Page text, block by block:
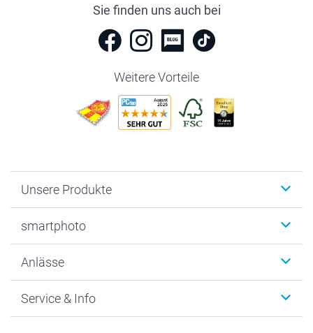
Sie finden uns auch bei
Weitere Vorteile
Unsere Produkte
Fotogeschenke
MyNameBook
Fotoabzüge, Fotos als Buch & Poster
smartphoto
Warum smartphoto
Datenschutz
Anlässe
Neujahr
Service & Info